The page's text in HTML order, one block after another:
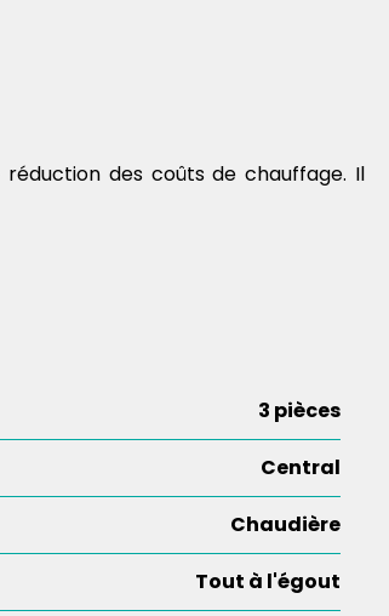
des coûts de chauffage. Il
3 pièces
Central
Chaudière
Tout à l'égout